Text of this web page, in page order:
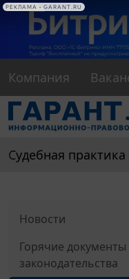
РЕКЛАМА
Компания
Судебная практика
Новости
Горячие
законодательства
РЕКЛАМА • GARANT.RU